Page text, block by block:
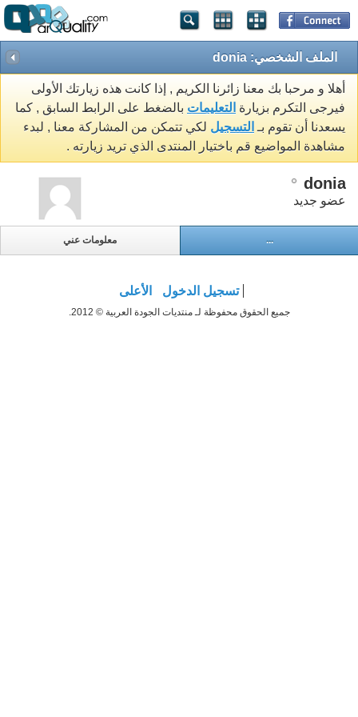
الملف الشخصي: donia
أهلا و مرحبا بك معنا زائرنا الكريم , إذا كانت هذه زيارتك الأولى
فيرجى التكرم بزيارة التعليمات بالضغط على الرابط السابق , كما
يسعدنا أن تقوم بـ التسجيل لكي تتمكن من المشاركة معنا , لبدء
مشاهدة المواضيع قم باختيار المنتدى الذي تريد زيارته .
donia
عضو جديد
معلومات عني ...
تسجيل الدخول الأعلى
جميع الحقوق محفوظة لـ منتديات الجودة العربية © 2012.